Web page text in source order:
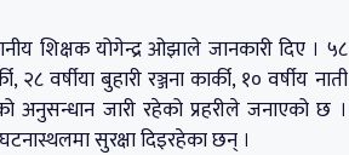
शिक्षक योगेन्द्र ओझाले जानकारी दिए । ५८
वर्षीया बुहारी रञ्जना कार्की, १० वर्षीय नाती
अनुसन्धान जारी रहेको प्रहरीले जनाएको छ ।
सुरक्षा दिइरहेका छन् ।